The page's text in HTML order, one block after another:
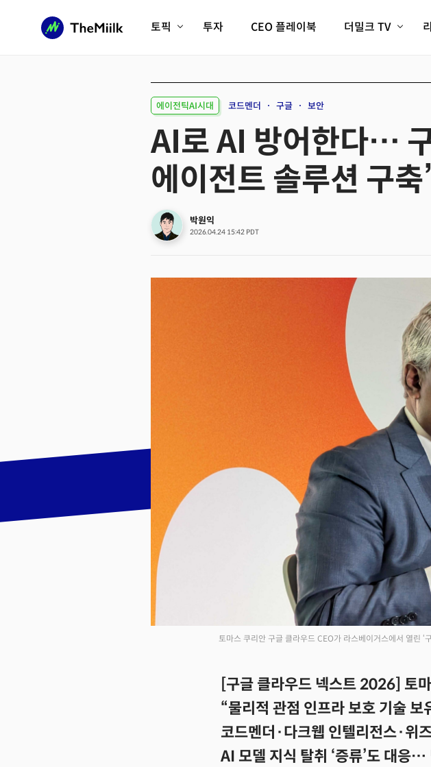
토픽
피지컬AI/로봇
AX비즈니스혁명
디지털자산
미래 교육/직업
전체 기사 보기
투자 CEO 플레이북 더밀크 TV
크리스의 뉴욕 시그널
더밀크 아카데미
더웨이브/트렌드쇼
에이전틱AI시대 코드멘더 구글 보안
AI로 AI 방어한다…
에이전트 솔루션 구축
박원익
2026.04.24 15:42 PDT
토마스 쿠리안 구글 클라우드 CEO가 라스베이거스에서 열린
[구글 클라우드 넥스트 2026] 토
“물리적 관점 인프라 보호 기술
코드멘더·다크웹 인텔리전스·위
AI 모델 지식 탈취 ‘증류’도 대응…